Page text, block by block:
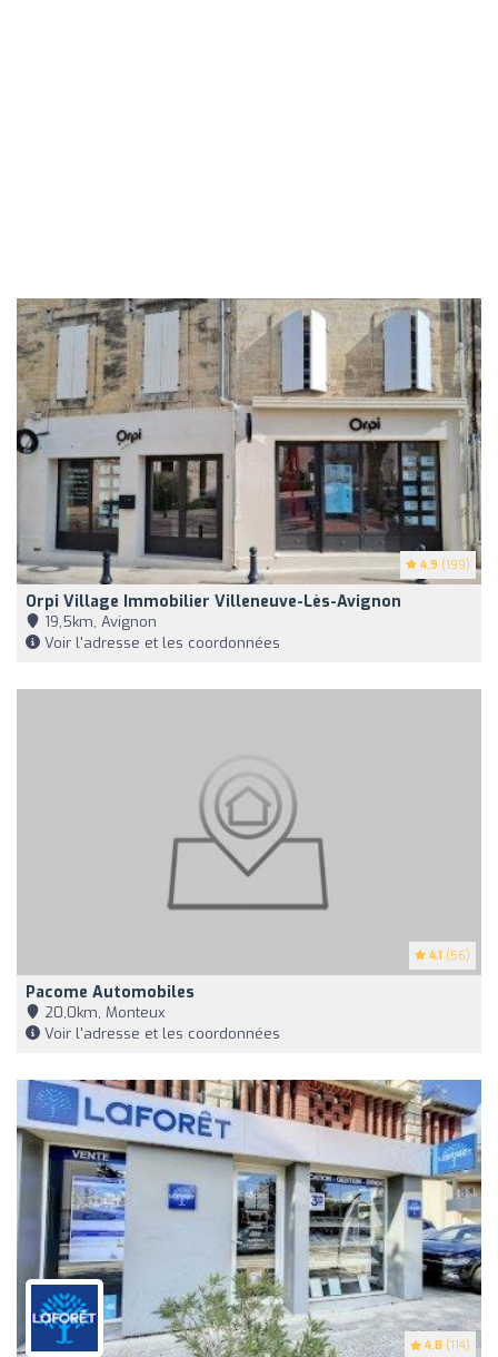
4.9 (199)
Orpi Village Immobilier Villeneuve-Lès-Avignon
19,5km, Avignon
Voir l'adresse et les coordonnées
4.1 (56)
Pacome Automobiles
20,0km, Monteux
Voir l'adresse et les coordonnées
4.8 (114)